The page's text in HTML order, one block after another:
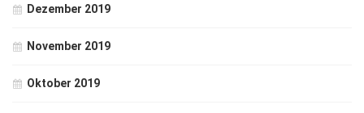
Dezember 2019
November 2019
Oktober 2019